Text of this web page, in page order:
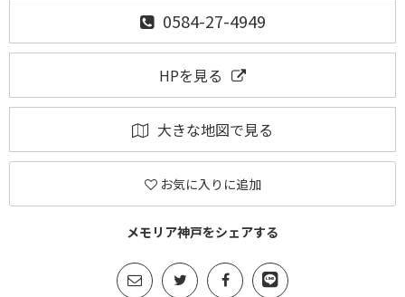
0584-27-4949
HPを見る
大きな地図で見る
お気に入りに追加
メモリア神戸をシェアする